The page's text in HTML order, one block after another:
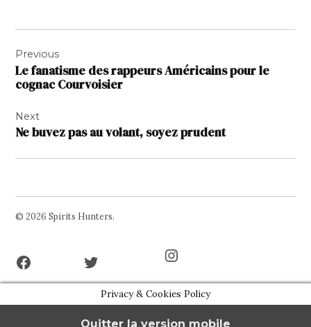
de
l’article
Previous
Le fanatisme des rappeurs Américains pour le
cognac Courvoisier
Next
Ne buvez pas au volant, soyez prudent
© 2026 Spirits Hunters.
Privacy & Cookies Policy
Quitter la version mobile